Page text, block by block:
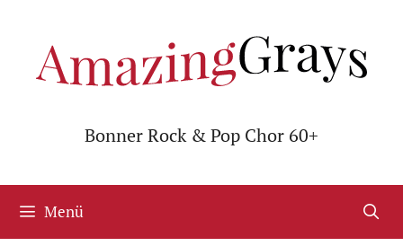
springen
Bonner Rock & Pop Chor 60+
Menü